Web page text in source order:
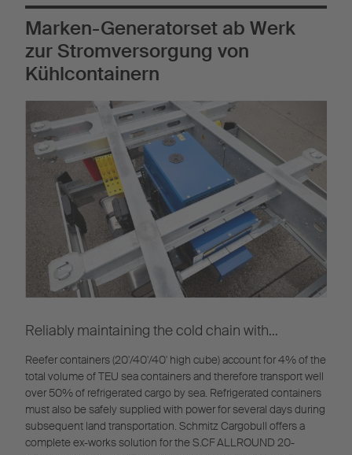
Marken-Generatorset ab Werk
zur Stromversorgung von
Kühlcontainern
Reliably maintaining the cold chain with
Reefer containers (20'/40'/40' high cube) account for 4% of the
total volume of TEU sea containers and therefore transport well
over 50% of refrigerated cargo by sea. Refrigerated containers
must also be safely supplied with power for several days during
subsequent land transportation. Schmitz Cargobull offers a
complete ex-works solution for the S.CF ALLROUND 20-